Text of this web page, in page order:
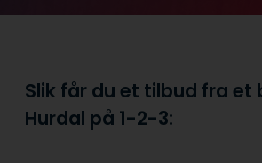
Slik får du et tilbud fra et
Hurdal på 1-2-3: